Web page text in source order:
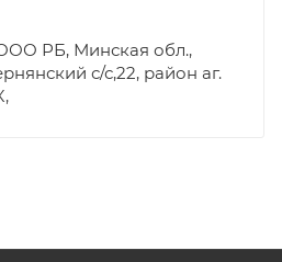
РБ, Минская обл.,
с/с,22, район аг.